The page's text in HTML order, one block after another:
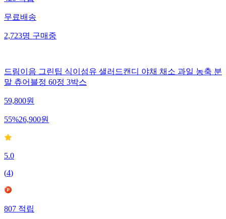
무료배송
2,723명 구매중
드림이음 그린팁 식이섬유 샐러드캔디 야채 채소 과일 농축 분
말 츄어블정 60정 3박스
59,800원
55%26,900원
5.0
(4)
807 적립